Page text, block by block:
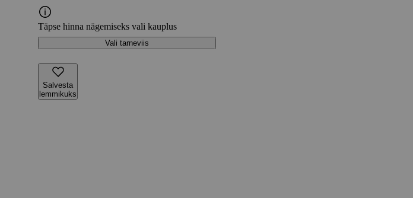
Täpse hinna nägemiseks vali kauplus
Vali tarneviis
Salvesta
lemmikuks